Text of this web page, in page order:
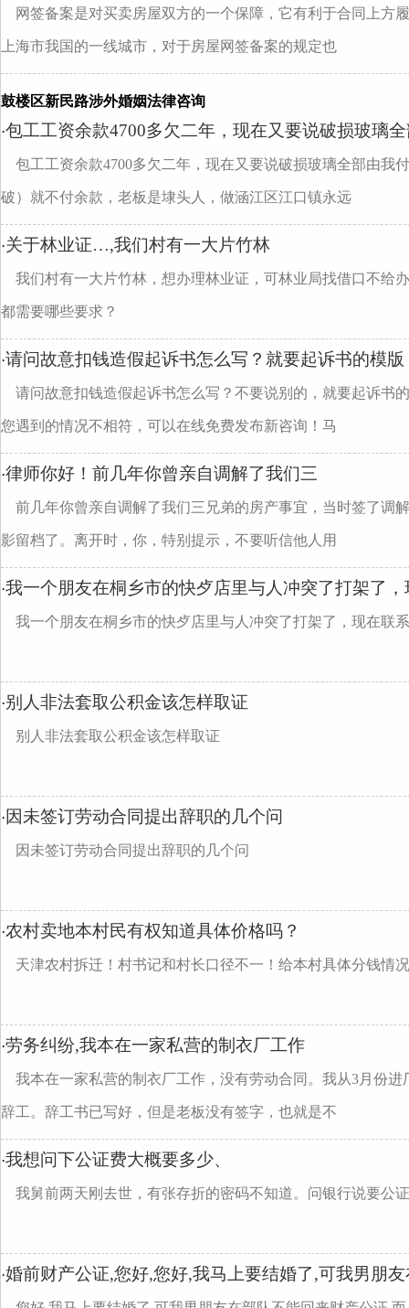
网签备案是对买卖房屋双方的一个保障，它有利于合同上方
上海市我国的一线城市，对于房屋网签备案的规定也
鼓楼区新民路涉外婚姻法律咨询
·包工工资余款4700多欠二年，现在又要说破损玻璃
包工工资余款4700多欠二年，现在又要说破损玻璃全部由我
破）就不付余款，老板是埭头人，做涵江区江口镇永远
·关于林业证…,我们村有一大片竹林
我们村有一大片竹林，想办理林业证，可林业局找借口不给
都需要哪些要求？
·请问故意扣钱造假起诉书怎么写？就要起诉书的模版
请问故意扣钱造假起诉书怎么写？不要说别的，就要起诉书
您遇到的情况不相符，可以在线免费发布新咨询！马
·律师你好！前几年你曾亲自调解了我们三
前几年你曾亲自调解了我们三兄弟的房产事宜，当时签了调
影留档了。离开时，你，特别提示，不要听信他人用
·我一个朋友在桐乡市的快歺店里与人冲突了打架了
我一个朋友在桐乡市的快歺店里与人冲突了打架了，现在联
·别人非法套取公积金该怎样取证
别人非法套取公积金该怎样取证
· 因未签订劳动合同提出辞职的几个问
因未签订劳动合同提出辞职的几个问
·农村卖地本村民有权知道具体价格吗？
天津农村拆迁！村书记和村长口径不一！给本村具体分钱情
·劳务纠纷,我本在一家私营的制衣厂工作
我本在一家私营的制衣厂工作，没有劳动合同。我从3月份进
辞工。辞工书已写好，但是老板没有签字，也就是不
·我想问下公证费大概要多少、
我舅前两天刚去世，有张存折的密码不知道。问银行说要公
·婚前财产公证,您好,您好,我马上要结婚了,可我男朋